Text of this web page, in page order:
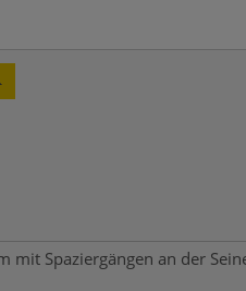
Spaziergängen an der